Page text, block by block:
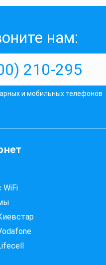
716 нам:
210-295
и мобильных телефонов